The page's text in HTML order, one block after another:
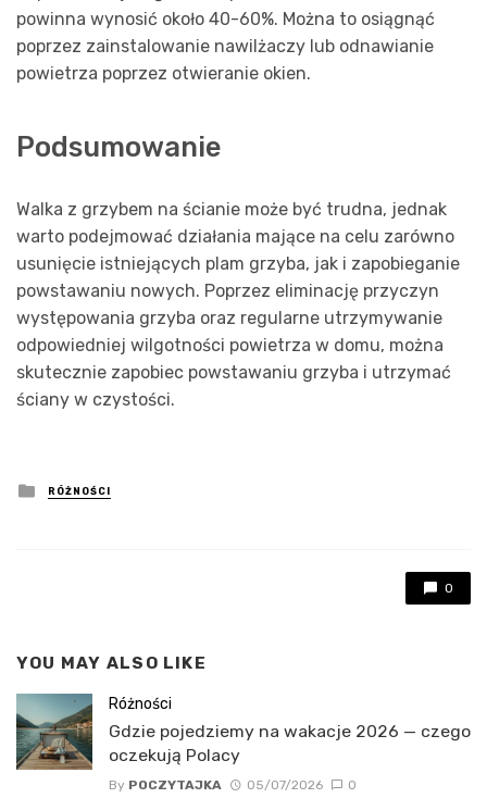
powinna wynosić około 40-60%. Można to osiągnąć
poprzez zainstalowanie nawilżaczy lub odnawianie
powietrza poprzez otwieranie okien.
Podsumowanie
Walka z grzybem na ścianie może być trudna, jednak
warto podejmować działania mające na celu zarówno
usunięcie istniejących plam grzyba, jak i zapobieganie
powstawaniu nowych. Poprzez eliminację przyczyn
występowania grzyba oraz regularne utrzymywanie
odpowiedniej wilgotności powietrza w domu, można
skutecznie zapobiec powstawaniu grzyba i utrzymać
ściany w czystości.
Posted
in
RÓŻNOŚCI
0
YOU MAY ALSO LIKE
Różności
Gdzie pojedziemy na wakacje 2026 — czego
oczekują Polacy
By POCZYTAJKA 05/07/2026 0